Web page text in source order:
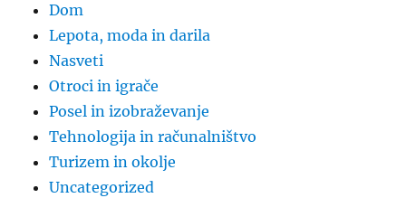
Dom
Lepota, moda in darila
Nasveti
Otroci in igrače
Posel in izobraževanje
Tehnologija in računalništvo
Turizem in okolje
Uncategorized